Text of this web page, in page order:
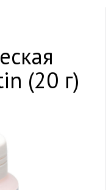
(20 г)